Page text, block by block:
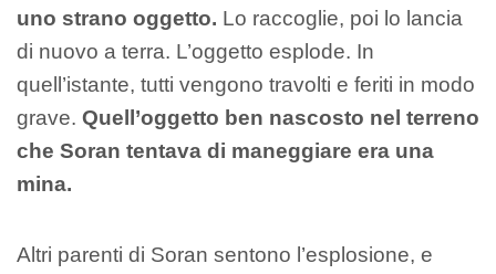
uno strano oggetto. Lo raccoglie, poi lo lancia
di nuovo a terra. L’oggetto esplode. In
quell’istante, tutti vengono travolti e feriti in modo
grave. Quell’oggetto ben nascosto nel terreno
che Soran tentava di maneggiare era una
mina.
Altri parenti di Soran sentono l’esplosione, e